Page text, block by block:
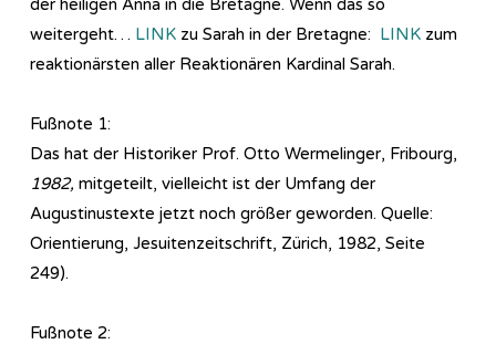
der heiligen Anna in die Bretagne. Wenn das so
weitergeht… LINK zu Sarah in der Bretagne: LINK zum
reaktionärsten aller Reaktionären Kardinal Sarah.
Fußnote 1:
Das hat der Historiker Prof. Otto Wermelinger, Fribourg,
1982, mitgeteilt, vielleicht ist der Umfang der
Augustinustexte jetzt noch größer geworden. Quelle:
Orientierung, Jesuitenzeitschrift, Zürich, 1982, Seite
249).
Fußnote 2: